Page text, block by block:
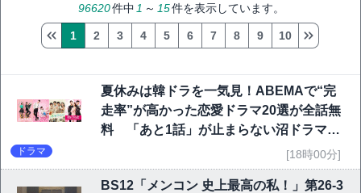
96620件中 1 ～ 15件を表示しています。
1 2 3 4 5 6 7 8 9 10
夏休みは韓ドラを一気見！ABEMAで“完
走率”が高かった恋愛ドラマ20選が全話無
料 「あと1話」が止まらない沼ドラマを
ドラマ [18時00分]
BS12「メンコン 史上最高の私！」第26-3